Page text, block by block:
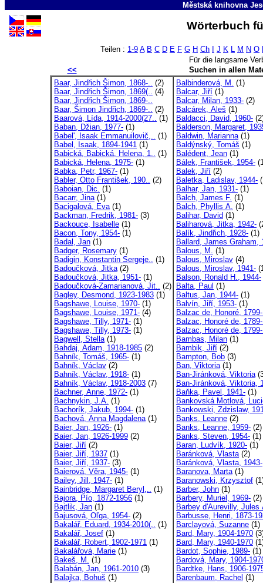
Městská knihovna
Wörterbuch
Teilen : 1-9 A B C D E F G H Ch J K L M N O
Für die langsame
<<
Suchen in allen
Baar, Jindřich Šimon, 1868-.. (2)
Baar, Jindřich Šimon, 1869(.. (4)
Baar, Jindřich Šimon, 1869-..
Baar, Šimon Jindřich, 1869-.. (2)
Baarová, Lída, 1914-2000(27.. (1)
Baban, Džian, 1977- (1)
Babel', Isaak Emmanuilovič,.. (1)
Babel, Isaak, 1894-1941 (1)
Babická, Babická, Helena, 1.. (1)
Babická, Helena, 1975- (1)
Babka, Petr, 1967- (1)
Babler, Otto František, 190.. (2)
Baboian, Dic. (1)
Bacarr, Jina(1)
Bacigalová, Eva(1)
Backman, Fredrik, 1981- (3)
Backouce, Isabelle (1)
Bacon, Tony, 1954- (1)
Badal, Jan (1)
Badger, Rosemary (1)
Badigin, Konstantin Sergeje.. (1)
Badoučková, Jitka(2)
Badoučková, Jitka, 1951- (1)
Badoučková-Zamarianová, Jit.. (2)
Bagley, Desmond, 1923-1983 (1)
Bagshawe, Louise, 1970- (1)
Bagshawe, Louise, 1971- (4)
Bagshawe, Tilly, 1971- (1)
Bagshawe, Tilly, 1973- (1)
Bagwell, Stella(1)
Bahdaj, Adam, 1918-1985 (2)
Bahník, Tomáš, 1965- (1)
Bahník, Václav (2)
Bahník, Václav, 1918- (1)
Bahník, Václav, 1918-2003 (7)
Bachner, Anne, 1972- (1)
Bachnykin, J.A. (1)
Bachorík, Jakub, 1994- (1)
Bachová, Anna Magdalena(1)
Baier, Jan, 1926- (1)
Baier, Jan, 1926-1999 (2)
Baier, Jiří (2)
Baier, Jiří, 1937 (1)
Baier, Jiří, 1937- (3)
Baierová, Věra, 1945- (1)
Bailey, Jill, 1947- (1)
Bainbridge, Margaret Beryl,.. (1)
Bajora, Pío, 1872-1956 (1)
Bajtlik, Jan (1)
Bajusová, Oľga, 1954- (2)
Bakalář, Eduard, 1934-2010(.. (1)
Bakalář, Josef (1)
Bakalář, Robert, 1902-1971 (1)
Bakalářová, Marie (1)
Bakeš, M. (1)
Balabán, Jan, 1961-2010 (3)
Balajka, Bohuš (1)
Balbinderová, M. (1)
Balcar, Jiří (1)
Balcar, Milan, 1933- (2)
Balcárek, Aleš (1)
Baldacci, David, 1960-
Balderson, Margaret,
Baldwin, Marianna(1)
Baldýnský, Tomáš (1)
Balédent, Jean (1)
Bálek, František, 1954-
Balek, Jiří (2)
Baletka, Ladislav, 1944-
Balhar, Jan, 1931- (1)
Balch, James F. (1)
Balch, Phyllis A. (1)
Balihar, David (1)
Baliharová, Jitka, 1942-
Balík, Jindřich, 1928- (1)
Ballard, James Graham,
Balous, M. (1)
Balous, Miroslav (4)
Balous, Miroslav, 1941-
Balson, Ronald H., 1944-
Balta, Paul (1)
Baltus, Jan, 1944- (1)
Balvín, Jiří, 1953- (1)
Balzac de, Honoré,
Balzac, Honoré de,
Balzac, Honoré de,
Bambas, Milan (1)
Bambik, Jiří (2)
Bampton, Bob (3)
Ban, Viktoria(1)
Ban-Jiránková, Viktoria
Ban-Jiránková, Viktoria,
Baňka, Pavel, 1941- (1)
Bankovská Motlová,
Bankowski, Zdzislaw,
Banks, Leanne (2)
Banks, Leanne, 1959- (2)
Banks, Steven, 1954- (1)
Baran, Ludvík, 1920- (1)
Baránková, Vlasta(2)
Baránková, Vlasta, 1943-
Baranova, Marta(1)
Baranowski, Krzysztof
Barber, John (1)
Barbery, Muriel, 1969- (2)
Barbey d'Aurevilly, Jules
Barbusse, Henri, 1873-
Barclayová, Suzanne (1)
Bard, Mary, 1904-1970
Bard, Mary, 1940-1970
Bardot, Sophie, 1989- (1)
Bardová, Mary, 1904-
Bardtke, Hans, 1906-
Barenbaum, Rachel (1)